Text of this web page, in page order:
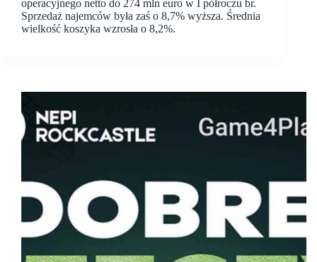
operacyjnego netto do 274 mln euro w I półroczu br.
Sprzedaż najemców była zaś o 8,7% wyższa. Średnia
wielkość koszyka wzrosła o 8,2%.